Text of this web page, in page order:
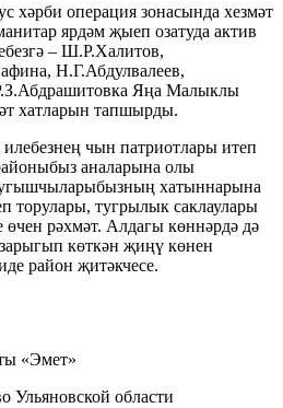
хәрби операция зонасында хезмәт
ярдәм җыеп озатуда актив
– Ш.Р.Халитов,
Н.Г.Абдулвалеев,
Яңа Малыклы
хатларын тапшырды.
чын патриотлары итеп
аналарына олы
хатыннарына
торулары, тугрылык саклаулары
өчен рәхмәт. Алдагы көннәрдә дә
көткән җиңү көнен
район җитәкчесе.
«Эмет»
Ульяновской области